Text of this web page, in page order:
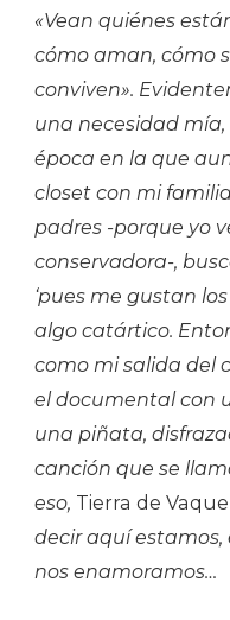
«Vean quiénes
cómo aman, cómo
conviven».
una necesidad mía,
época en la que
closet con mi
padres -porque yo
conservadora-,
‘pues me gustan
algo catártico.
como mi salida del
el documental con
una piñata,
canción que se
eso, Tierra de
decir aquí estamos,
nos enamoramos…